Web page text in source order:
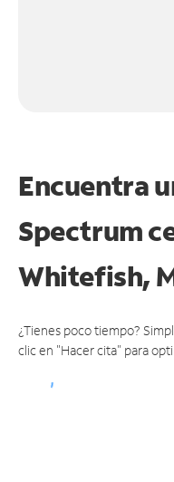
Encuentra
Spectrum
Whitefish,
¿Tienes poco tiempo?
clic en "Hacer cita" para